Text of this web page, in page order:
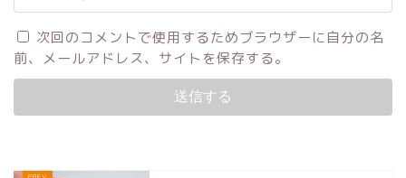
次回のコメントで使用するためブラウザーに自分の名
前、メールアドレス、サイトを保存する。